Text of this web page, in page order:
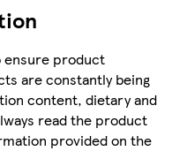
ensure product
are constantly being
content, dietary and
read the product
provided on the